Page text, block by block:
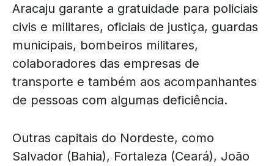
Aracaju garante a gratuidade para policiais
civis e militares, oficiais de justiça, guardas
municipais, bombeiros militares,
colaboradores das empresas de
transporte e também aos acompanhantes
de pessoas com algumas deficiência.
Outras capitais do Nordeste, como
Salvador (Bahia), Fortaleza (Ceará), João